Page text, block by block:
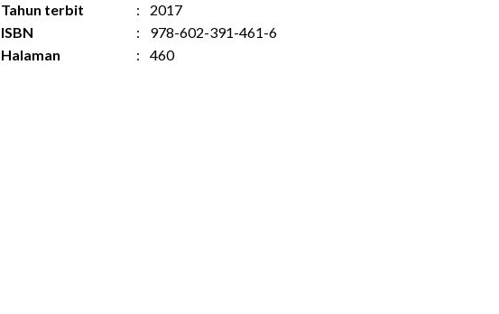
Tahun terbit
:
2017
ISBN
:
978-602-391-461-6
Halaman
: 460